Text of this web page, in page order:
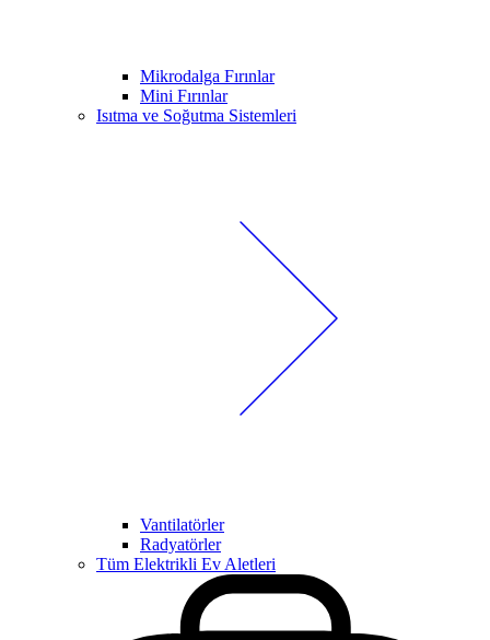
Mikrodalga Fırınlar
Mini Fırınlar
Isıtma ve Soğutma Sistemleri
Vantilatörler
Radyatörler
Tüm Elektrikli Ev Aletleri